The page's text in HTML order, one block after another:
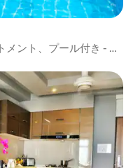
ント、プール付き - 空